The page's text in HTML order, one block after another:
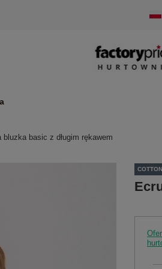
bluzka basic z długim rękawem